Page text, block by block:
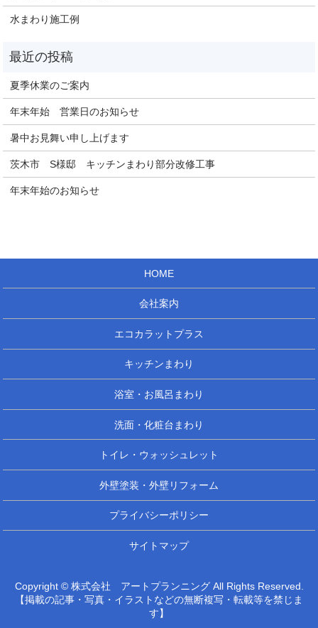
水まわり施工例
夏季休業のご案内
年末年始 営業日のお知らせ
暑中お見舞い申し上げます
茨木市 S様邸 キッチンまわり部分改修工事
年末年始のお知らせ
HOME
会社案内
エコカラットプラス
キッチンまわり
浴室・お風呂まわり
洗面・化粧台まわり
トイレ・ウォッシュレット
外壁塗装・外壁リフォーム
プライバシーポリシー
サイトマップ
Copyright © 株式会社 アートプランニング All Rights Reserved.
【掲載の記事・写真・イラストなどの無断複写・転載等を禁じま
す】